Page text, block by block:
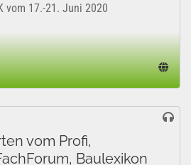
vom 17.-21. Juni 2020
vom Profi,
Baulexikon